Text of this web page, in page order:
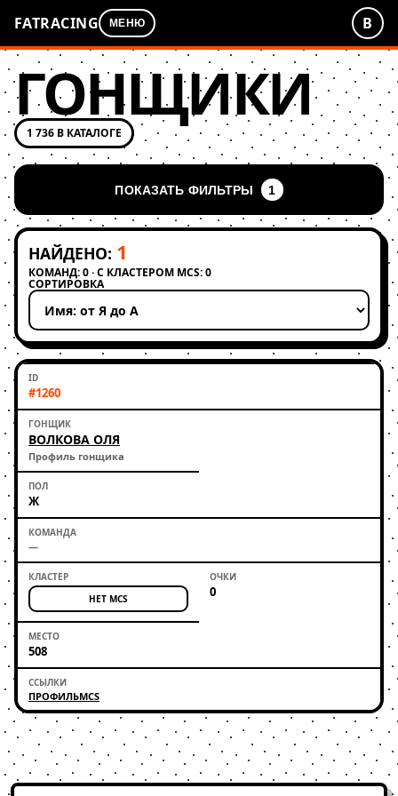
FATRACING МЕНЮ В
ГОНЩИКИ
1 736 В КАТАЛОГЕ
ПОКАЗАТЬ ФИЛЬТРЫ 1
НАЙДЕНО: 1
КОМАНД: 0 · С КЛАСТЕРОМ MCS: 0
СОРТИРОВКА
Применить сортировку
#1260
ВОЛКОВА ОЛЯ
Профиль гонщика
Ж
—
НЕТ MCS 0
508
ПРОФИЛЬMCS